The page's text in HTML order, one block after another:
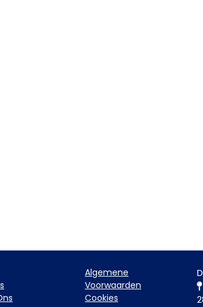
Algemene
Voorwaarden
Cookies